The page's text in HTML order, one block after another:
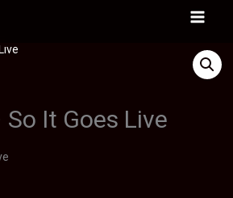
Menu
It Goes Live